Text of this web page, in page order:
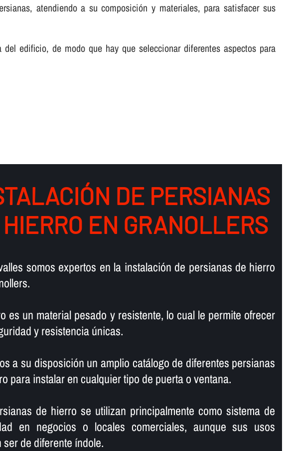
atendiendo a su composición y materiales, para satisfacer sus
edificio, de modo que hay que seleccionar diferentes aspectos para
DE PERSIANAS
EN GRANOLLERS
somos expertos en la instalación de persianas de hierro
es un material pesado y resistente, lo cual le permite ofrecer
y resistencia únicas.
a su disposición un amplio catálogo de diferentes persianas
para instalar en cualquier tipo de puerta o ventana.
de hierro se utilizan principalmente como sistema de
en negocios o locales comerciales, aunque sus usos
ser de diferente í­ndole.